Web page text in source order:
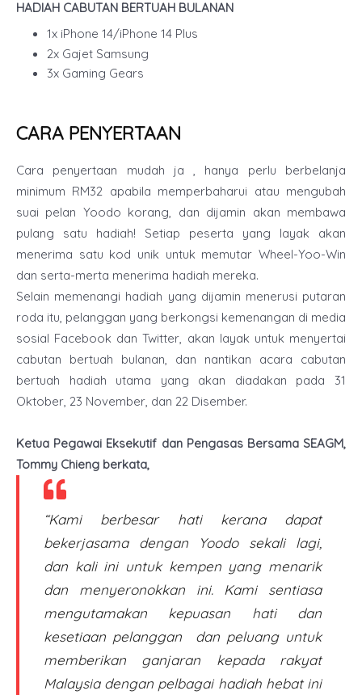
HADIAH CABUTAN BERTUAH BULANAN
1x iPhone 14/iPhone 14 Plus
2x Gajet Samsung
3x Gaming Gears
CARA PENYERTAAN
Cara penyertaan mudah ja , hanya perlu berbelanja
minimum RM32 apabila memperbaharui atau mengubah
suai pelan Yoodo korang, dan dijamin akan membawa
pulang satu hadiah! Setiap peserta yang layak akan
menerima satu kod unik untuk memutar Wheel-Yoo-Win
dan serta-merta menerima hadiah mereka.
Selain memenangi hadiah yang dijamin menerusi putaran
roda itu, pelanggan yang berkongsi kemenangan di media
sosial Facebook dan Twitter, akan layak untuk menyertai
cabutan bertuah bulanan, dan nantikan acara cabutan
bertuah hadiah utama yang akan diadakan pada 31
Oktober, 23 November, dan 22 Disember.
Ketua Pegawai Eksekutif dan Pengasas Bersama SEAGM,
Tommy Chieng berkata,
“Kami berbesar hati kerana dapat
bekerjasama dengan Yoodo sekali lagi,
dan kali ini untuk kempen yang menarik
dan menyeronokkan ini. Kami sentiasa
mengutamakan kepuasan hati dan
kesetiaan pelanggan dan peluang untuk
memberikan ganjaran kepada rakyat
Malaysia dengan pelbagai hadiah hebat ini